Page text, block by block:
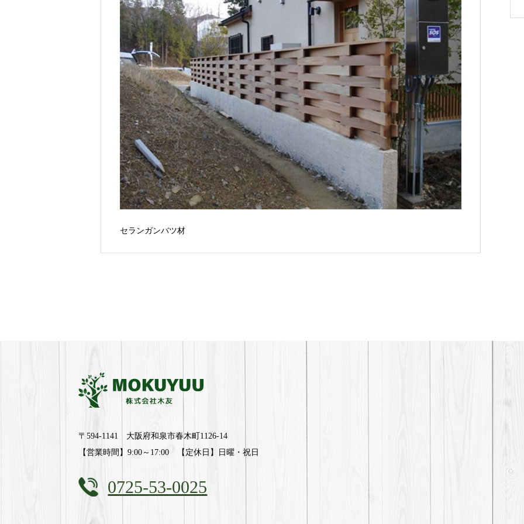
セランガンバツ材
〒594-1141 大阪府和泉市春木町1126-14
【営業時間】9:00～17:00 【定休日】日曜・祝日
0725-53-0025